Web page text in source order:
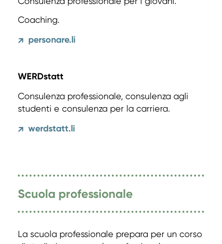
Coaching.
↗ personare.li
WERDstatt
Consulenza professionale, consulenza agli
studenti e consulenza per la carriera.
↗ werdstatt.li
Scuola professionale
La scuola professionale prepara per un corso